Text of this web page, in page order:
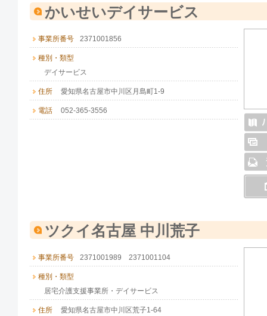
かいせいデイサービス
事業所番号 2371001856
種別・類型
デイサービス
住所 愛知県名古屋市中川区月島町1-9
電話 052-365-3556
ツクイ名古屋 中川荒子
事業所番号 2371001989 2371001104
種別・類型
居宅介護支援事業所・デイサービス
住所 愛知県名古屋市中川区荒子1-64